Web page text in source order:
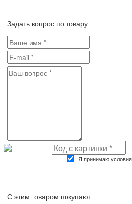
Задать вопрос по товару
Я принимаю условия
С этим товаром покупают